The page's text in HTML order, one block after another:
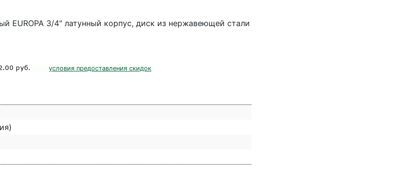
EUROPA 3/4" латунный корпус, диск из нержавеющей стали
условия предоставления скидок